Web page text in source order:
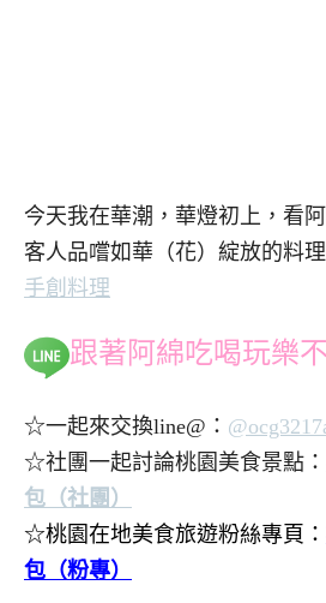
今天我在華潮，華燈初上，看
客人品嚐如華（花）綻放的料
手創料理
跟著阿綿吃喝玩樂
☆一起來交換line@：
☆社團一起討論桃園美食景點：
包（社團）
☆桃園在地美食旅遊粉絲專頁：
包（粉專）